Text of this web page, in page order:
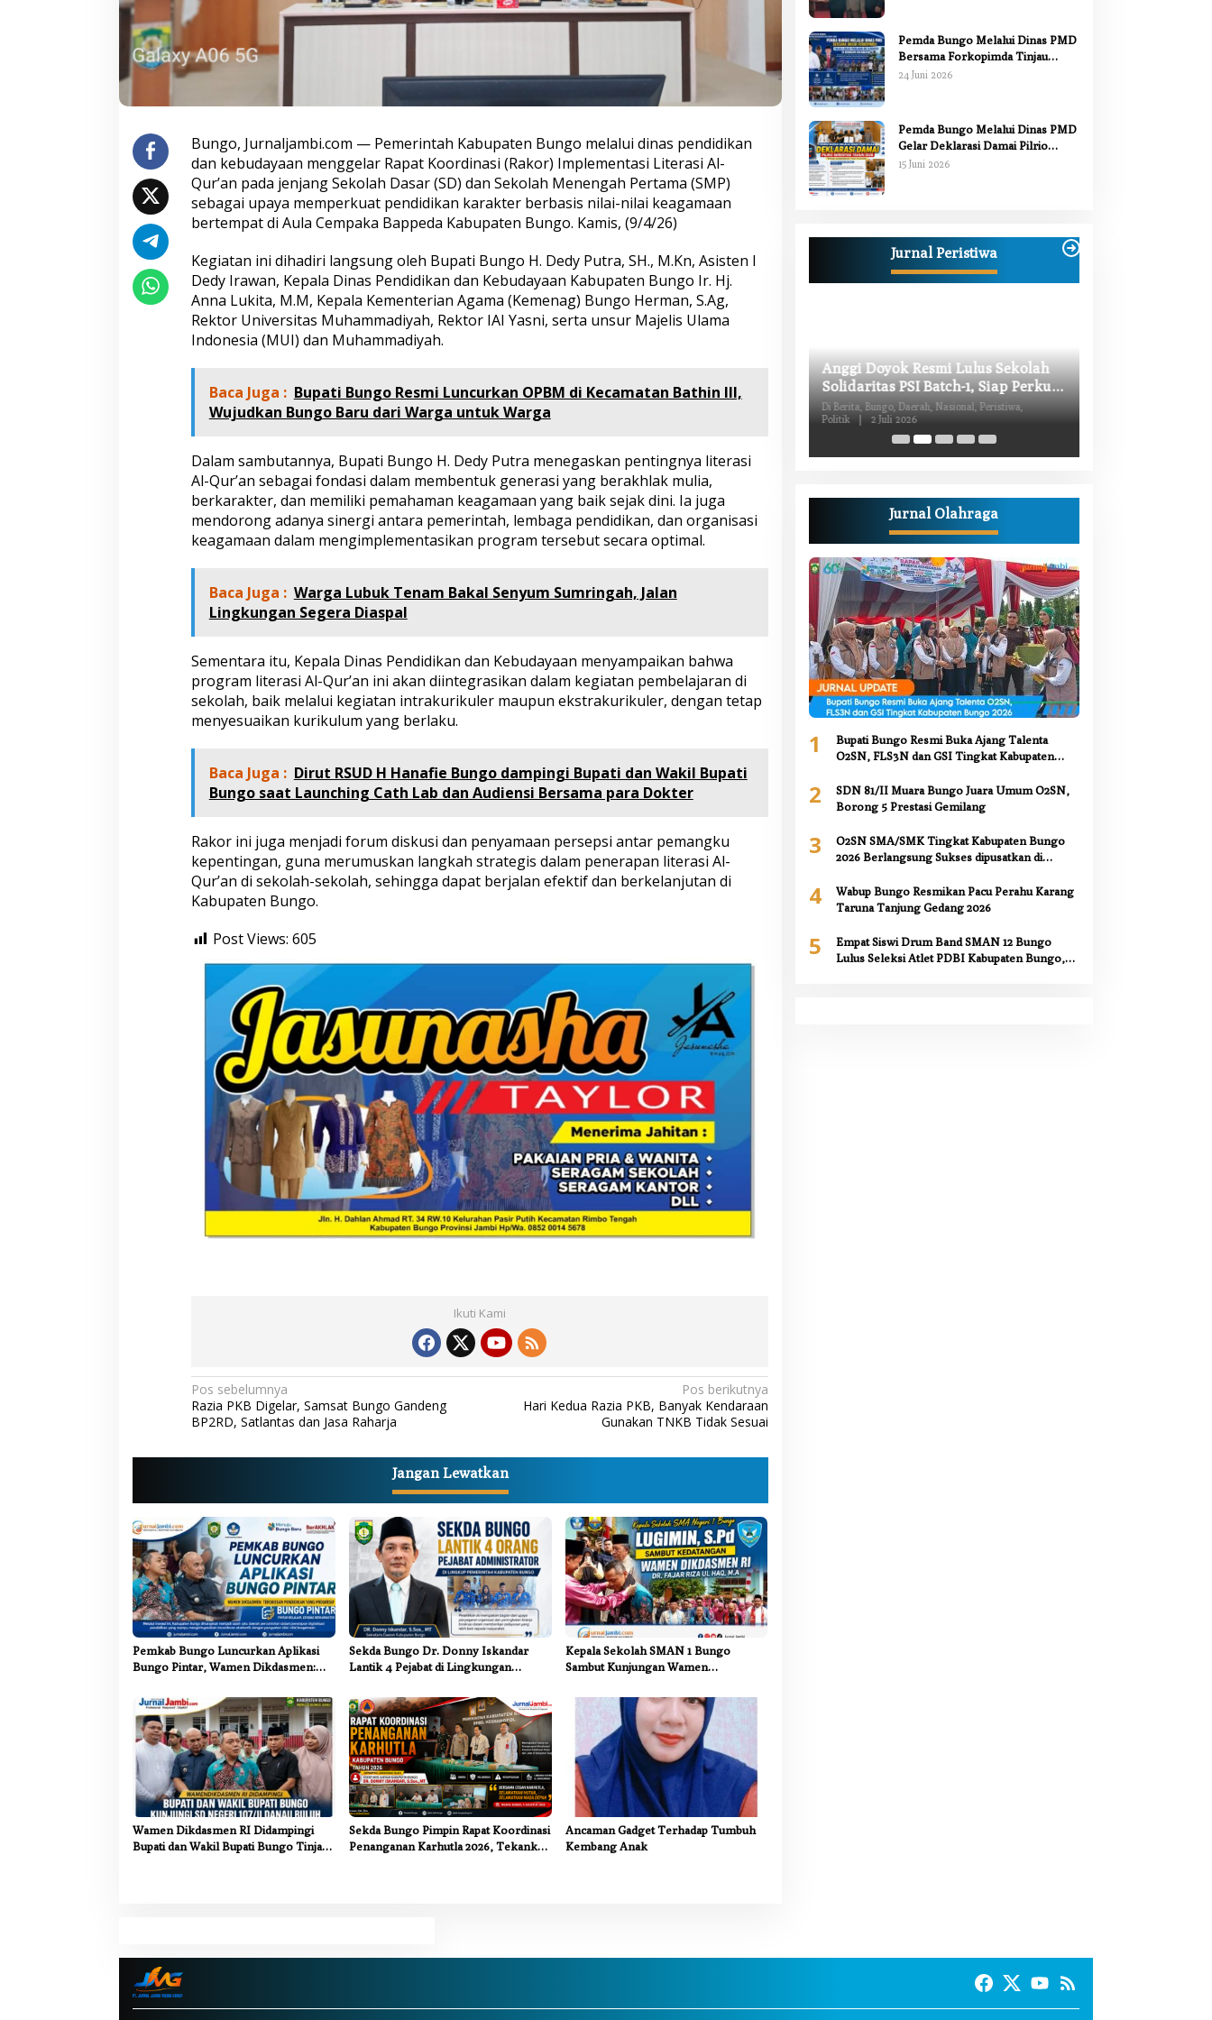
a
r
k
r
m
p
l
e
e
n
t
a
s
i
e
r
i
A
l
Q
u
a
n
t
u
k
S
D
n
S
Bungo, Jurnaljambi.com — Pemerintah Kabupaten Bungo melalui dinas pendidikan
dan kebudayaan menggelar Rapat Koordinasi (Rakor) Implementasi Literasi Al-
Qur’an pada jenjang Sekolah Dasar (SD) dan Sekolah Menengah Pertama (SMP)
sebagai upaya memperkuat pendidikan karakter berbasis nilai-nilai keagamaan
bertempat di Aula Cempaka Bappeda Kabupaten Bungo. Kamis, (9/4/26)
Kegiatan ini dihadiri langsung oleh Bupati Bungo H. Dedy Putra, SH., M.Kn, Asisten I
Dedy Irawan, Kepala Dinas Pendidikan dan Kebudayaan Kabupaten Bungo Ir. Hj.
Anna Lukita, M.M, Kepala Kementerian Agama (Kemenag) Bungo Herman, S.Ag,
Rektor Universitas Muhammadiyah, Rektor IAI Yasni, serta unsur Majelis Ulama
Indonesia (MUI) dan Muhammadiyah.
Baca Juga : Bupati Bungo Resmi Luncurkan OPBM di Kecamatan Bathin III,
Wujudkan Bungo Baru dari Warga untuk Warga
Dalam sambutannya, Bupati Bungo H. Dedy Putra menegaskan pentingnya literasi
Al-Qur’an sebagai fondasi dalam membentuk generasi yang berakhlak mulia,
berkarakter, dan memiliki pemahaman keagamaan yang baik sejak dini. Ia juga
mendorong adanya sinergi antara pemerintah, lembaga pendidikan, dan organisasi
keagamaan dalam mengimplementasikan program tersebut secara optimal.
Baca Juga : Warga Lubuk Tenam Bakal Senyum Sumringah, Jalan
Lingkungan Segera Diaspal
Sementara itu, Kepala Dinas Pendidikan dan Kebudayaan menyampaikan bahwa
program literasi Al-Qur’an ini akan diintegrasikan dalam kegiatan pembelajaran di
sekolah, baik melalui kegiatan intrakurikuler maupun ekstrakurikuler, dengan tetap
menyesuaikan kurikulum yang berlaku.
Baca Juga : Dirut RSUD H Hanafie Bungo dampingi Bupati dan Wakil Bupati
Bungo saat Launching Cath Lab dan Audiensi Bersama para Dokter
Rakor ini juga menjadi forum diskusi dan penyamaan persepsi antar pemangku
kepentingan, guna merumuskan langkah strategis dalam penerapan literasi Al-
Qur’an di sekolah-sekolah, sehingga dapat berjalan efektif dan berkelanjutan di
Kabupaten Bungo.
Post Views: 605
Ikuti Kami
N
a
a
s
i
p
o
s
Pos sebelumnya
Razia PKB Digelar, Samsat Bungo Gandeng
BP2RD, Satlantas dan Jasa Raharja
Pos berikutnya
Hari Kedua Razia PKB, Banyak Kendaraan
Gunakan TNKB Tidak Sesuai
Jangan Lewatkan
Pemkab Bungo Luncurkan Aplikasi
Bungo Pintar, Wamen Dikdasmen:
Progresif
Sekda Bungo Dr. Donny Iskandar
Lantik 4 Pejabat di Lingkungan
Kepala Sekolah SMAN 1 Bungo
Sambut Kunjungan Wamen
untuk Anak Putus Sekolah
Wamen Dikdasmen RI Didampingi
Bupati dan Wakil Bupati Bungo Tinjau
Sekda Bungo Pimpin Rapat Koordinasi
Penanganan Karhutla 2026, Tekankan
Ancaman Gadget Terhadap Tumbuh
Kembang Anak
Pemda Bungo Melalui Dinas PMD
Bersama Forkopimda Tinjau
Pelaksanaan Pilrio Serentak 2026
24 Juni 2026
Pemda Bungo Melalui Dinas PMD
Gelar Deklarasi Damai Pilrio
Serentak Tahun 2026
15 Juni 2026
Jurnal Peristiwa
Pengukuhan dan Simulasi SOP
Kampung Siaga Bencana Jaya Setia
Anggi Doyok Resmi Lulus Sekolah
Solidaritas PSI Batch-1, Siap Perkuat
Kiprah Politik dari Daerah
Di Berita, Bungo, Daerah, Nasional, Peristiwa,
Politik
2 Juli 2026
Jurnal Olahraga
1
Bupati Bungo Resmi Buka Ajang Talenta
O2SN, FLS3N dan GSI Tingkat Kabupaten
2
SDN 81/II Muara Bungo Juara Umum O2SN,
Borong 5 Prestasi Gemilang
3
O2SN SMA/SMK Tingkat Kabupaten Bungo
2026 Berlangsung Sukses dipusatkan di
4
Wabup Bungo Resmikan Pacu Perahu Karang
Taruna Tanjung Gedang 2026
5
Empat Siswi Drum Band SMAN 12 Bungo
Lulus Seleksi Atlet PDBI Kabupaten Bungo,